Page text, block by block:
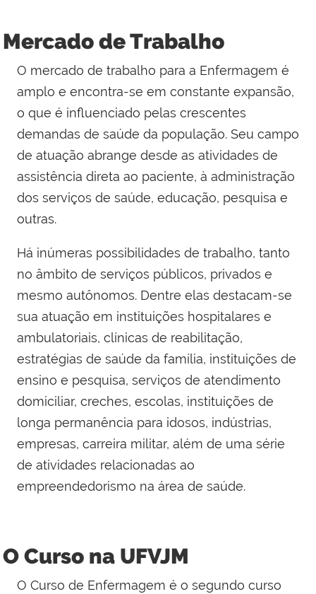
Mercado de Trabalho
O mercado de trabalho para a Enfermagem é
amplo e encontra-se em constante expansão,
o que é influenciado pelas crescentes
demandas de saúde da população. Seu campo
de atuação abrange desde as atividades de
assistência direta ao paciente, à administração
dos serviços de saúde, educação, pesquisa e
outras.
Há inúmeras possibilidades de trabalho, tanto
no âmbito de serviços públicos, privados e
mesmo autônomos. Dentre elas destacam-se
sua atuação em instituições hospitalares e
ambulatoriais, clínicas de reabilitação,
estratégias de saúde da família, instituições de
ensino e pesquisa, serviços de atendimento
domiciliar, creches, escolas, instituições de
longa permanência para idosos, indústrias,
empresas, carreira militar, além de uma série
de atividades relacionadas ao
empreendedorismo na área de saúde.
O Curso na UFVJM
O Curso de Enfermagem é o segundo curso